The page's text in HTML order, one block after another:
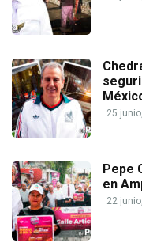
25
Pepe
en
22